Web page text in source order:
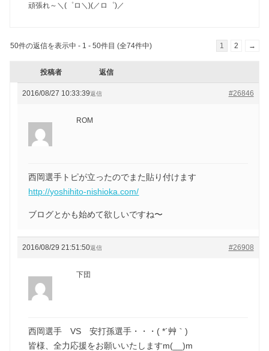
頑張れ～＼(゜ロ＼)(／ロ゜)／
50件の返信を表示中 - 1 - 50件目 (全74件中) 1 2 →
投稿者 返信
2016/08/27 10:33:39 #26846
返信
ROM
西岡選手トピが立ったのでまた貼り付けます
http://yoshihito-nishioka.com/
ブログとかも始めて欲しいですね〜
2016/08/29 21:51:50 #26908
返信
下団
西岡選手 VS 安打孫選手・・・( *´艸｀)
皆様、全力応援をお願いいたしますm(__)m